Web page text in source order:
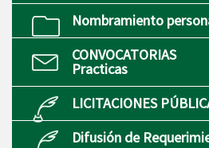
Nombramiento
CONVOCATORIAS
Practicas
LICITACIONES
Difusión de